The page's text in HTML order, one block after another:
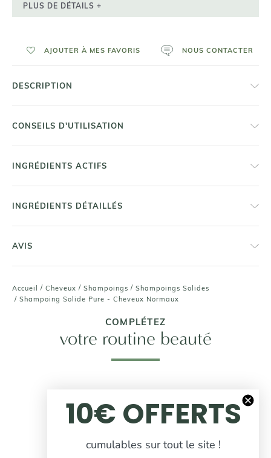
Accueil / Cheveux / Shampoings / Shampoings Solides
/ Shampoing Solide Pure - Cheveux Normaux
PLUS DE DÉTAILS +
AJOUTER À MES FAVORIS NOUS CONTACTER
DESCRIPTION
CONSEILS D'UTILISATION
INGRÉDIENTS ACTIFS
INGRÉDIENTS DÉTAILLÉS
AVIS
COMPLÉTEZ
votre routine beauté
CUT BY FRED
10€ OFFERTS
cumulables sur tout le site !